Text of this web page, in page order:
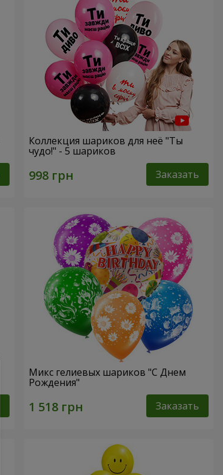
Коллекция шариков для неё "Ты
чудо!" - 5 шариков
Заказать
Микс гелиевых шариков "C Днем
Рождения"
Заказать